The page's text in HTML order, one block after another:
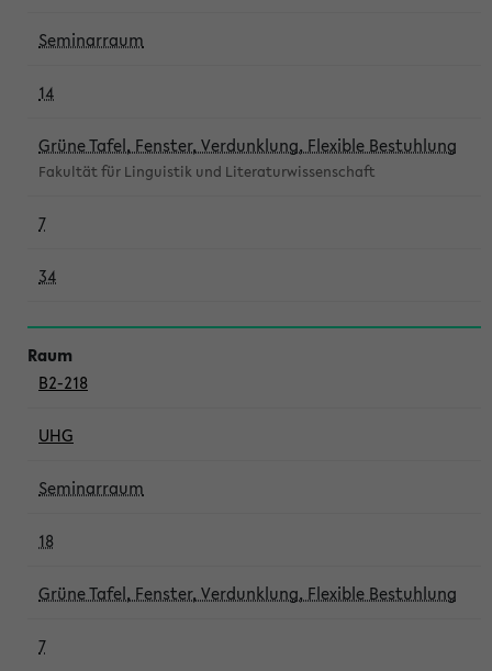
Seminarraum
14
Grüne Tafel, Fenster, Verdunklung, Flexible Bestuhlung
Fakultät für Linguistik und Literaturwissenschaft
7
34
B2-218
UHG
Seminarraum
18
Grüne Tafel, Fenster, Verdunklung, Flexible Bestuhlung
7